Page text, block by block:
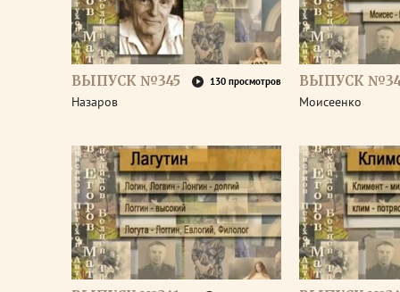
ВЫПУСК №345 130 просмотров
Назаров
ВЫПУСК
Моисеенко